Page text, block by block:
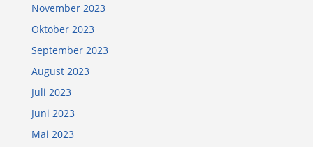
November 2023
Oktober 2023
September 2023
August 2023
Juli 2023
Juni 2023
Mai 2023